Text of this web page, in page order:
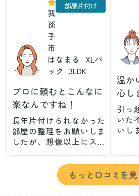
我
孫
子
市
はなまる
XLパ
ック
3LDK
部屋片付け
プロに頼むとこんなに
楽なんですね！
長年片付けられなかった
部屋の整理をお願いしま
したが、想像以上にスム
が集めた物や古い家具が
多く、自分たちだけでは
どうにもならない状態で
温か
心し
引っ
いた
いし
とが
古い
ど、
もっと口コミを見